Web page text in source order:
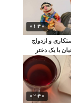
01:30
و ازدواج
با یک دختر
02:30